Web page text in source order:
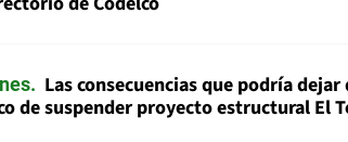
Las consecuencias que podría
de suspender proyecto estructural El